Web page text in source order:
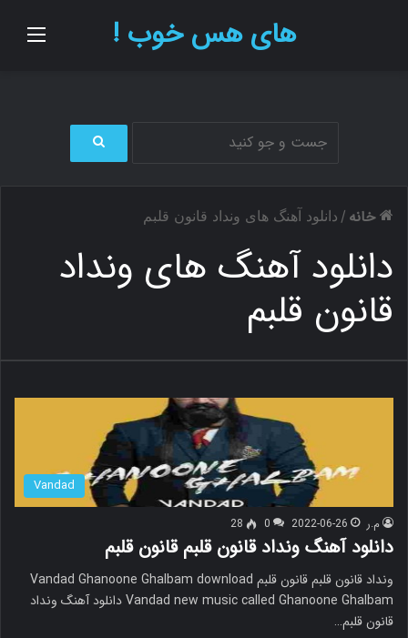
های هس خوب !
ج
ب
ر
خانه / دانلود آهنگ های ونداد قانون قلبم
دانلود آهنگ های ونداد
قانون قلبم
Vandad
م.ر 2022-06-26
0
28
دانلود آهنگ ونداد قانون قلبم قانون قلبم
ونداد قانون قلبم قانون قلبم Vandad Ghanoone Ghalbam download
Vandad new music called Ghanoone Ghalbam دانلود آهنگ ونداد
قانون قلبم…